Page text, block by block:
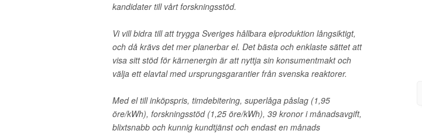
kandidater till vårt forskningsstöd.
Vi vill bidra till att trygga Sveriges hållbara elproduktion långsiktigt,
och då krävs det mer planerbar el. Det bästa och enklaste sättet att
visa sitt stöd för kärnenergin är att nyttja sin konsumentmakt och
välja ett elavtal med ursprungsgarantier från svenska reaktorer.
Med el till inköpspris, timdebitering, superlåga påslag (1,95
öre/kWh), forskningsstöd (1,25 öre/kWh), 39 kronor i månadsavgift,
blixtsnabb och kunnig kundtjänst och endast en månads